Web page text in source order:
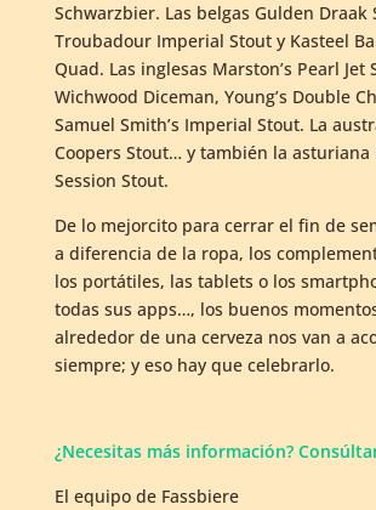
Schwarzbier. Las belgas Gulden Draak
Troubadour Imperial Stout y Kasteel
Quad. Las inglesas Marston’s Pearl Jet
Wichwood Diceman, Young’s Double
Samuel Smith’s Imperial Stout. La
Coopers Stout… y también la asturiana
Session Stout.
De lo mejorcito para cerrar el fin de
a diferencia de la ropa, los
los portátiles, las tablets o los
todas sus apps…, los buenos
alrededor de una cerveza nos van a
siempre; y eso hay que celebrarlo.
¿Necesitas más información?
El equipo de Fassbiere